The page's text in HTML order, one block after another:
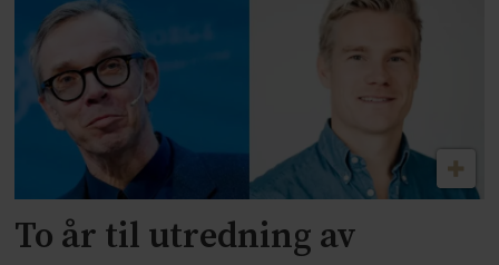
To år til utredning av